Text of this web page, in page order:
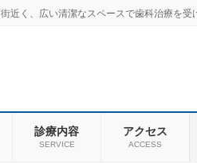
近く、広い清潔なスペースで歯科治療を
診療内容
SERVICE
アクセス
ACCESS